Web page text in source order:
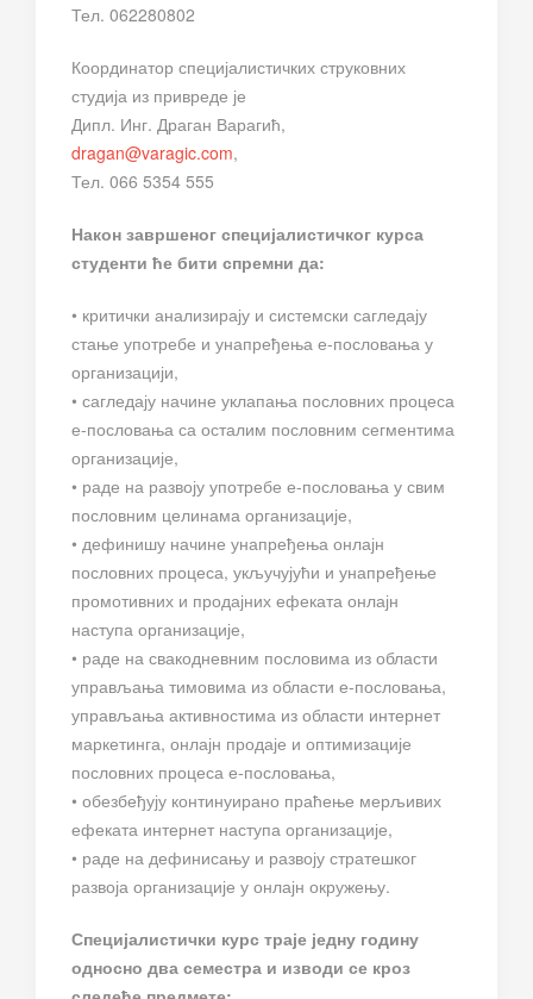
Тел. 062280802
Координатор специјалистичких струковних
студија из привреде је
Дипл. Инг. Драган Варагић,
dragan@varagic.com,
Тел. 066 5354 555
Након завршеног специјалистичког курса
студенти ће бити спремни да:
• критички анализирају и системски сагледају
стање употребе и унапређења е-пословања у
организацији,
• сагледају начине уклапања пословних процеса
е-пословања са осталим пословним сегментима
организације,
• раде на развоју употребе е-пословања у свим
пословним целинама организације,
• дефинишу начине унапређења онлајн
пословних процеса, укључујући и унапређење
промотивних и продајних ефеката онлајн
наступа организације,
• раде на свакодневним пословима из области
управљања тимовима из области е-пословања,
управљања активностима из области интернет
маркетинга, онлајн продаје и оптимизације
пословних процеса е-пословања,
• обезбеђују континуирано праћење мерљивих
ефеката интернет наступа организације,
• раде на дефинисању и развоју стратешког
развоја организације у онлајн окружењу.
Специјалистички курс траје једну годину
односно два семестра и изводи се кроз